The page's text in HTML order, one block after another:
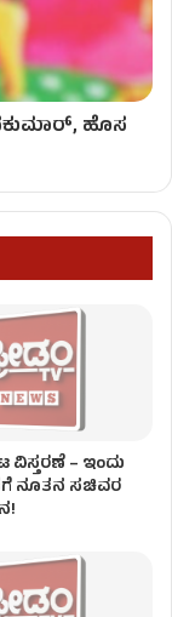
ಹೊಸ
ವಿಸ್ತರಣೆ – ಇಂದು
ನೂತನ ಸಚಿವರ